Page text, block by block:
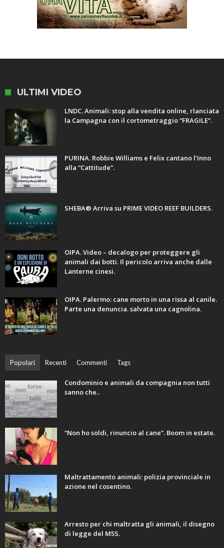
ULTIMI VIDEO
LNDC. Animali: stop alla vendita online, rlanciata
la Campagna con il cortometraggio “FRAGILE”.
PURINA. Robbie Williams e Felix cantano l’Inno
alla “Cattitude”.
SHEBA® Arriva su PRIME VIDEO REEF BUILDERS.
OIPA. Video – decalogo per proteggere gli
animali dai botti. Il pericolo arriva anche dalle
Lanterne cinesi.
OIPA. Palermo: cane morto in una rissa al canile.
Parte una denuncia. salvata una cagnolina.
Popolari Recenti Commenti Tags
Condominio e animali da compagnia non tutti
sanno che..
“Non ho soldi, rinuncio al cane”. Boom in estate.
Maltrattamento animali: polizia provinciale in
azione nel cosentino.
Arresto per chi maltratta gli animali, il disegno
di legge del M5S.